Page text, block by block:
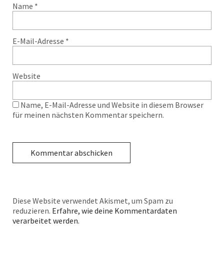
Name *
E-Mail-Adresse *
Website
Name, E-Mail-Adresse und Website in diesem Browser
für meinen nächsten Kommentar speichern.
Diese Website verwendet Akismet, um Spam zu
reduzieren. Erfahre, wie deine Kommentardaten
verarbeitet werden.